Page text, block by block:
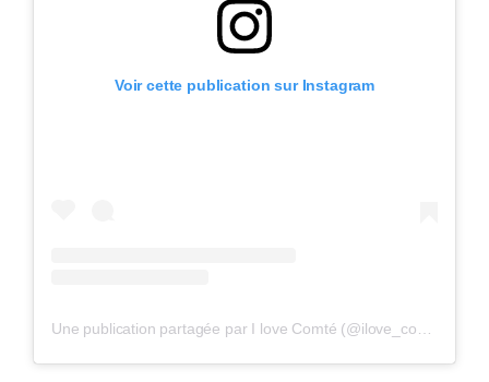
Voir cette publication sur Instagram
Une publication partagée par I love Comté (@ilove_comte)